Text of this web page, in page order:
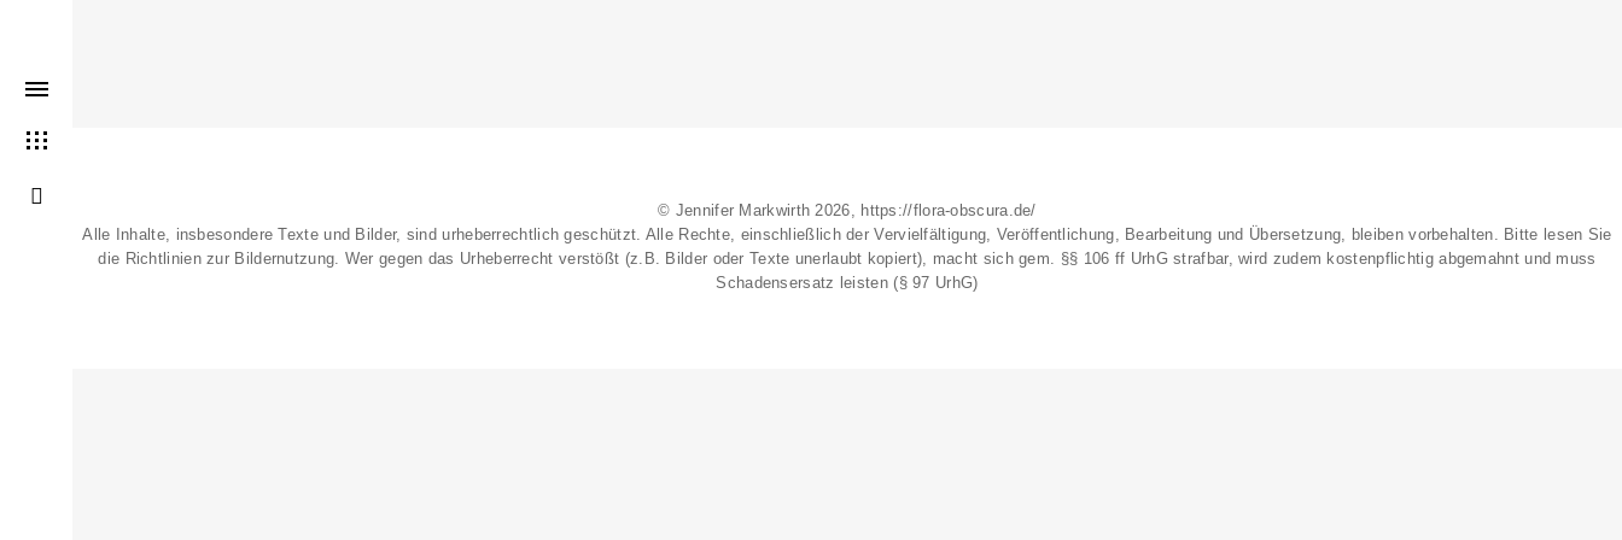
© Jennifer Markwirth 2026, https://flora-obscura.de/
Alle Inhalte, insbesondere Texte und Bilder, sind urheberrechtlich geschützt. Alle Rechte, einschließlich der Vervielfältigung, Veröffentlichung, Bearbeitung und Übersetzung, bleiben vorbehalten. Bitte lesen Sie
die Richtlinien zur Bildernutzung. Wer gegen das Urheberrecht verstößt (z.B. Bilder oder Texte unerlaubt kopiert), macht sich gem. §§ 106 ff UrhG strafbar, wird zudem kostenpflichtig abgemahnt und muss
Schadensersatz leisten (§ 97 UrhG)